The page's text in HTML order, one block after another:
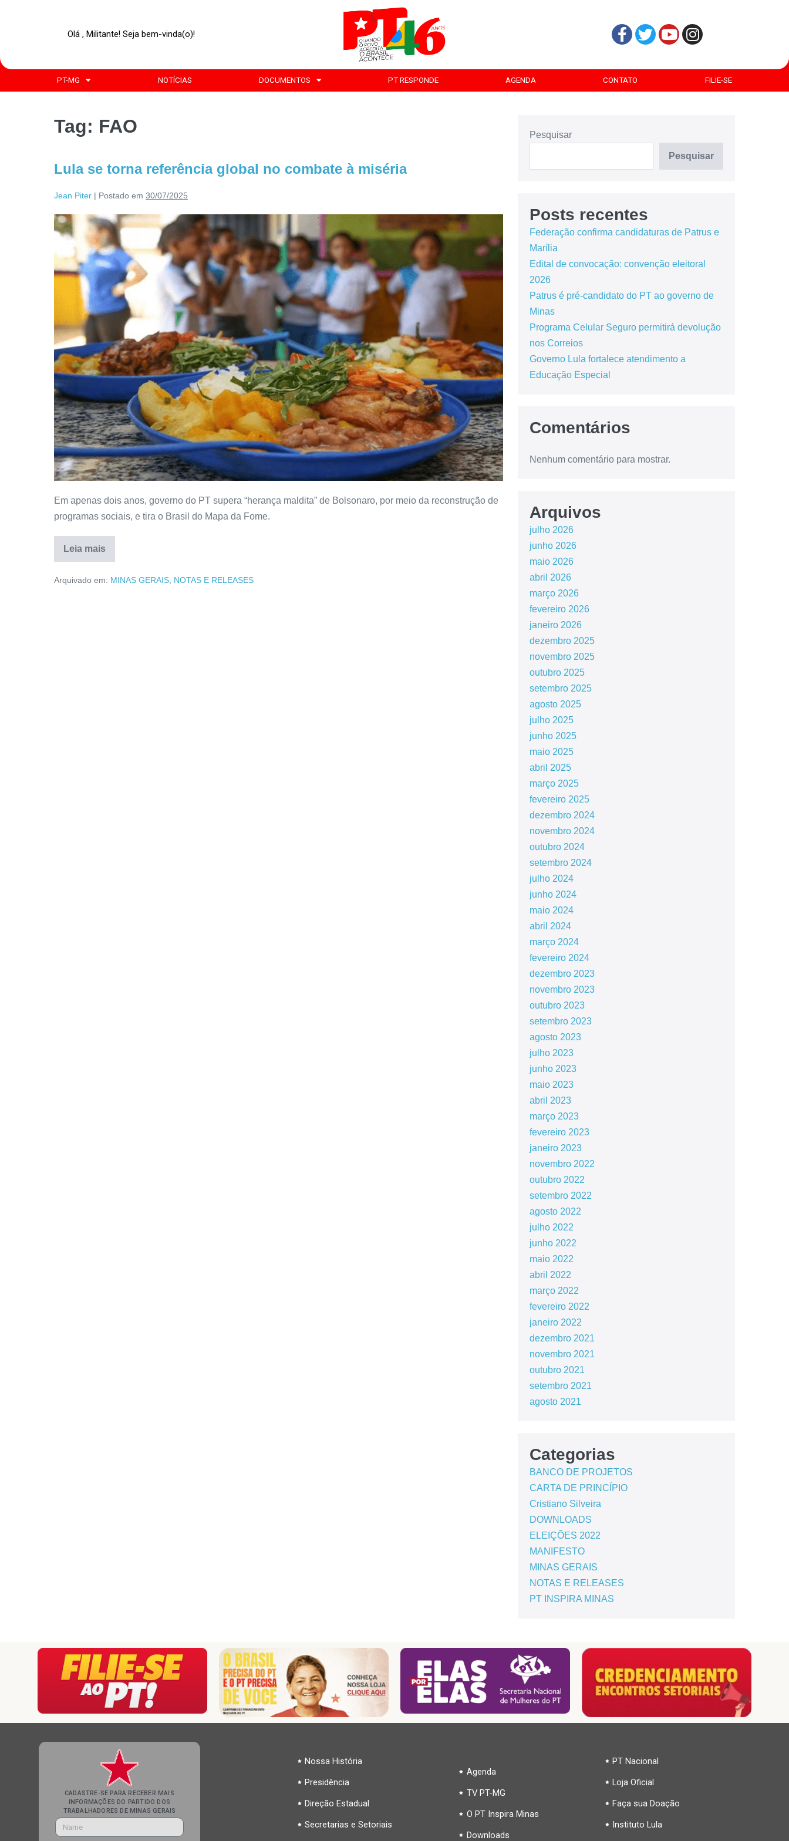
Olá , Militante! Seja bem-vinda(o)!
PT-MG NOTÍCIAS DOCUMENTOS PT RESPONDE AGENDA CONTATO FILIE-SE
Tag: FAO
Lula se torna referência global no combate à miséria
Jean Piter | Postado em 30/07/2025
Em apenas dois anos, governo do PT supera “herança maldita” de Bolsonaro, por meio da reconstrução de
programas sociais, e tira o Brasil do Mapa da Fome.
Leia mais
Arquivado em: MINAS GERAIS, NOTAS E RELEASES
Pesquisar
Pesquisar
Posts recentes
Federação confirma candidaturas de Patrus e
Marília
Edital de convocação: convenção eleitoral
2026
Patrus é pré-candidato do PT ao governo de
Minas
Programa Celular Seguro permitirá devolução
nos Correios
Governo Lula fortalece atendimento a
Educação Especial
Comentários
Nenhum comentário para mostrar.
Arquivos
julho 2026
junho 2026
maio 2026
abril 2026
março 2026
fevereiro 2026
janeiro 2026
dezembro 2025
novembro 2025
outubro 2025
setembro 2025
agosto 2025
julho 2025
junho 2025
maio 2025
abril 2025
março 2025
fevereiro 2025
dezembro 2024
novembro 2024
outubro 2024
setembro 2024
julho 2024
junho 2024
maio 2024
abril 2024
março 2024
fevereiro 2024
dezembro 2023
novembro 2023
outubro 2023
setembro 2023
agosto 2023
julho 2023
junho 2023
maio 2023
abril 2023
março 2023
fevereiro 2023
janeiro 2023
novembro 2022
outubro 2022
setembro 2022
agosto 2022
julho 2022
junho 2022
maio 2022
abril 2022
março 2022
fevereiro 2022
janeiro 2022
dezembro 2021
novembro 2021
outubro 2021
setembro 2021
agosto 2021
Categorias
BANCO DE PROJETOS
CARTA DE PRINCÍPIO
Cristiano Silveira
DOWNLOADS
ELEIÇÕES 2022
MANIFESTO
MINAS GERAIS
NOTAS E RELEASES
PT INSPIRA MINAS
CADASTRE-SE PARA RECEBER MAIS
INFORMAÇÕES DO PARTIDO DOS
TRABALHADORES DE MINAS GERAIS
Nossa História
Presidência
Direção Estadual
Secretarias e Setoriais
Agenda
TV PT-MG
O PT Inspira Minas
Downloads
PT Nacional
Loja Oficial
Faça sua Doação
Instituto Lula